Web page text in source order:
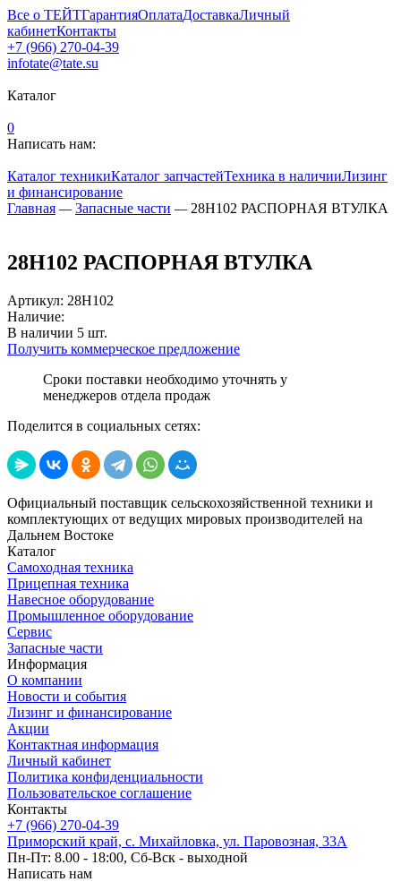
Все о ТЕЙТГарантияОплатаДоставкаЛичный
кабинетКонтакты
+7 (966) 270-04-39
infotate@tate.su
Каталог
0
Написать нам:
Каталог техникиКаталог запчастейТехника в наличииЛизинг
и финансирование
Главная — Запасные части — 28H102 РАСПОРНАЯ ВТУЛКА
28H102 РАСПОРНАЯ ВТУЛКА
Артикул: 28H102
Наличие:
В наличии 5 шт.
Получить коммерческое предложение
Сроки поставки необходимо уточнять у
менеджеров отдела продаж
Поделится в социальных сетях:
Официальный поставщик сельскохозяйственной техники и
комплектующих от ведущих мировых производителей на
Дальнем Востоке
Каталог
Самоходная техника
Прицепная техника
Навесное оборудование
Промышленное оборудование
Сервис
Запасные части
Информация
О компании
Новости и события
Лизинг и финансирование
Акции
Контактная информация
Личный кабинет
Политика конфиденциальности
Пользовательское соглашение
Контакты
+7 (966) 270-04-39
Приморский край, с. Михайловка, ул. Паровозная, 33А
Пн-Пт: 8.00 - 18:00, Сб-Вск - выходной
Написать нам